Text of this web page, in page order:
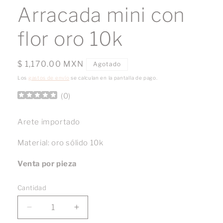
en
ventana
modal
Arracada mini con
flor oro 10k
Precio
habitual
$ 1,170.00 MXN Agotado
Los gastos de envío se calculan en la pantalla de pago.
(0)
Arete importado
Material: oro sólido 10k
Venta por pieza
Cantidad
Reducir
Aumentar